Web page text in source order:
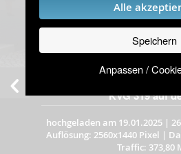
Alle
Speichern
Anpassen /
Letzte OMSI2-Fahrt des
KVG 319 auf
hochgeladen am 19.01.2025 |
Auflösung: 2560x1440 Pixel |
Traffic: 373,80